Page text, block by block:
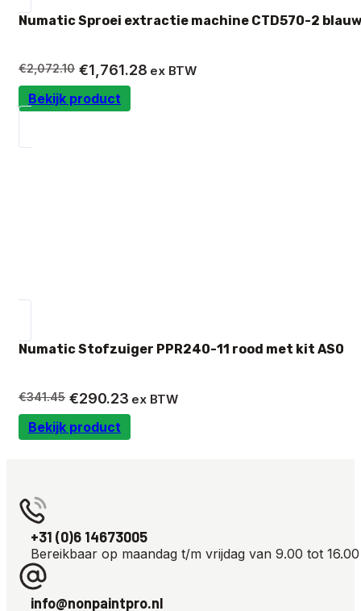
Numatic Sproei extractie machine CTD570-2
€2,072.10
Oorspronkelijke
prijs
was:
€1,761.28
Huidige
prijs
is:
ex BTW
Bekijk product
Numatic Stofzuiger PPR240-11 rood met kit AS0
€341.45
Oorspronkelijke
prijs
was:
€290.23
Huidige
prijs
is:
ex BTW
Bekijk product
+31 (0)6 14673005
Bereikbaar op maandag t/m vrijdag van 9.00 tot
info@nonpaintpro.nl